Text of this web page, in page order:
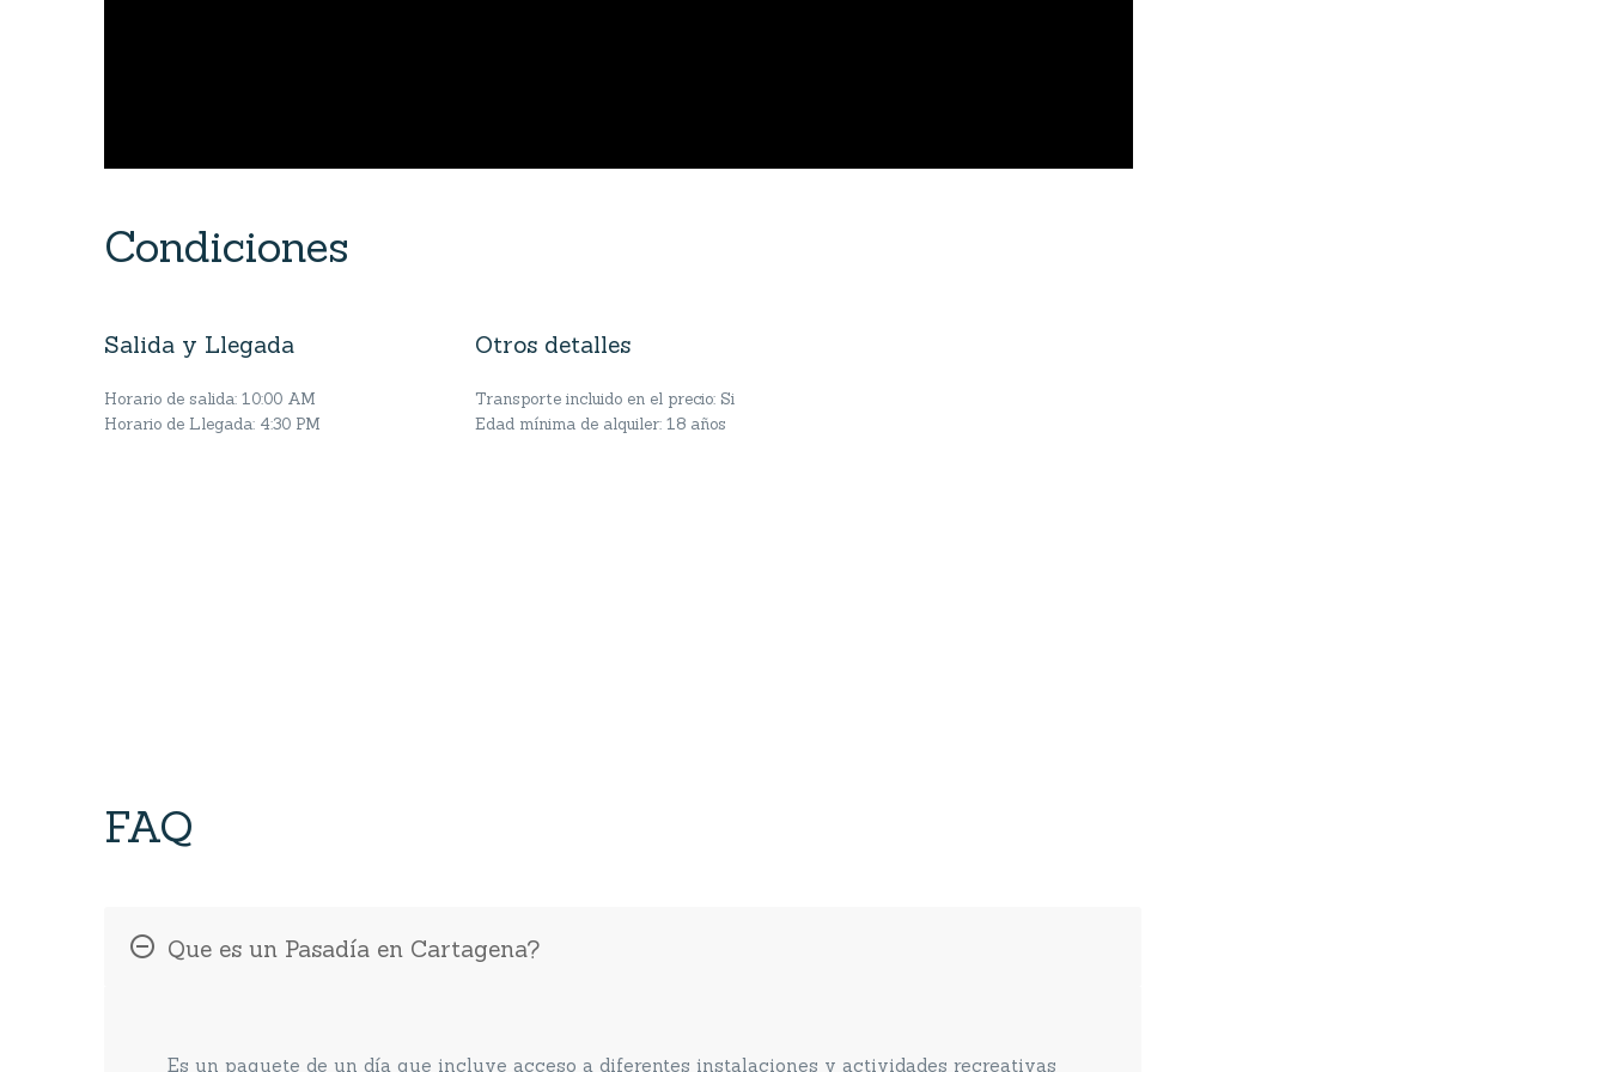
Condiciones
Salida y Llegada
Horario de salida: 10:00 AM
Horario de Llegada: 4:30 PM
Otros detalles
Transporte incluido en el precio: Si
Edad mínima de alquiler: 18 años
FAQ
Que es un Pasadía en Cartagena?
Es un paquete de un día que incluye acceso a diferentes instalaciones y actividades recreativas